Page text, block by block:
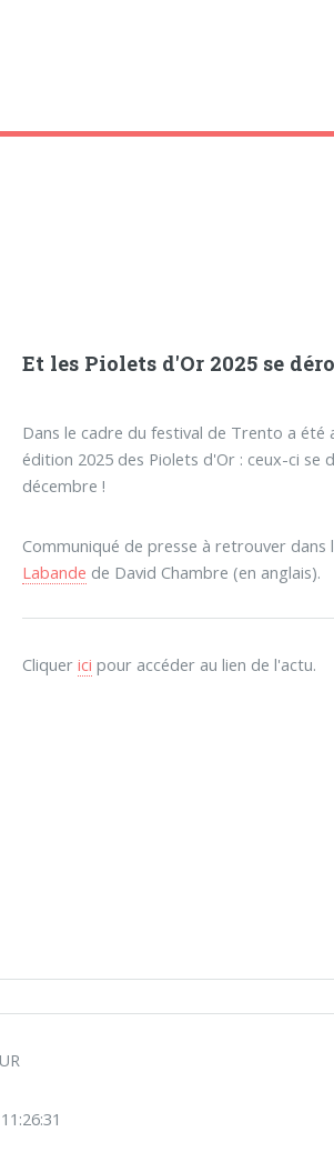
Et les Piolets d'Or 2025 se
Dans le cadre du festival de Trento a été
édition 2025 des Piolets d'Or : ceux-ci se
décembre !
Communiqué de presse à retrouver
Labande de David Chambre (en anglais).
Cliquer ici pour accéder au lien de l'actu.